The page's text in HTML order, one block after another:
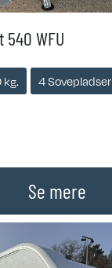
540 WFU
kg.
4 Sovepladser
Se mere